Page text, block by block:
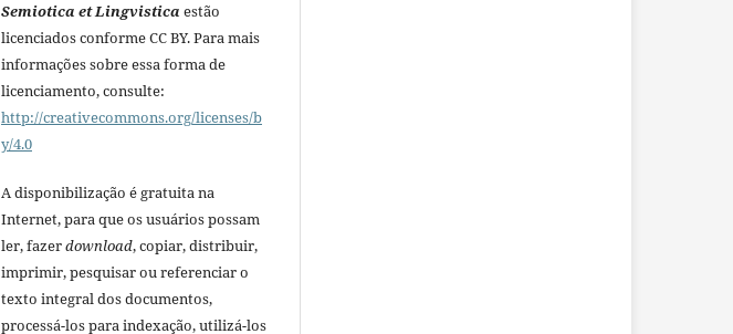
Semiotica et Lingvistica estão
licenciados conforme CC BY. Para mais
informações sobre essa forma de
licenciamento, consulte:
http://creativecommons.org/licenses/b
y/4.0
A disponibilização é gratuita na
Internet, para que os usuários possam
ler, fazerdownload, copiar, distribuir,
imprimir, pesquisar ou referenciar o
texto integral dos documentos,
processá-los para indexação, utilizá-los